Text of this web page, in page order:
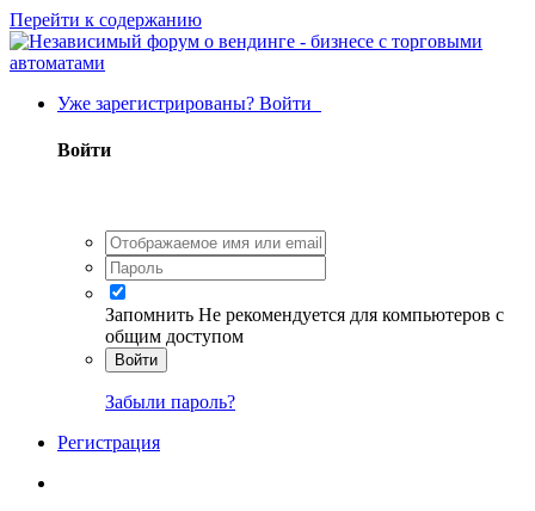
Перейти к содержанию
Уже зарегистрированы? Войти
Войти
Запомнить Не рекомендуется для компьютеров с
общим доступом
Войти
Забыли пароль?
Регистрация